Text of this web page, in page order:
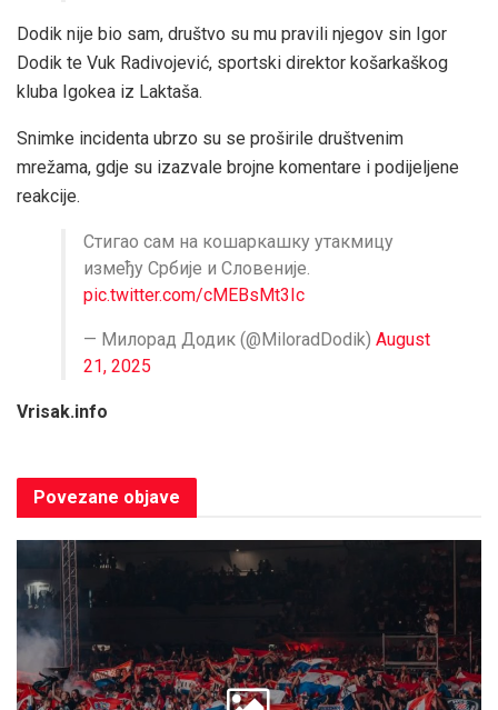
Dodik nije bio sam, društvo su mu pravili njegov sin Igor
Dodik te Vuk Radivojević, sportski direktor košarkaškog
kluba Igokea iz Laktaša.
Snimke incidenta ubrzo su se proširile društvenim
mrežama, gdje su izazvale brojne komentare i podijeljene
reakcije.
Стигао сам на кошаркашку утакмицу
између Србије и Словеније.
pic.twitter.com/cMEBsMt3Ic
— Милорад Додик (@MiloradDodik) August
21, 2025
Vrisak.info
Povezane objave